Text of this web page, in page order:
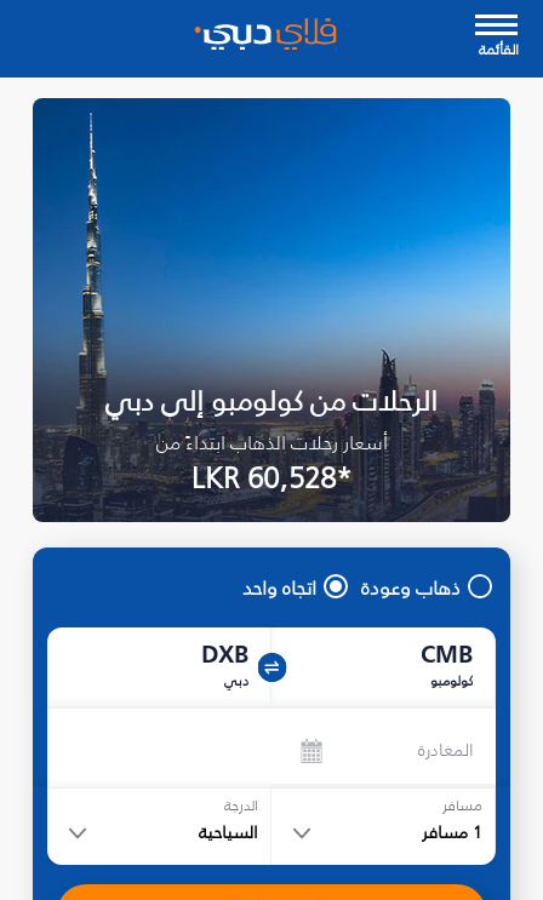
القأئمة
الرحلات من كولومبو إلى دبي
أسعار رحلات الذهاب ابتداءً من
*LKR 60,528
ذهاب وعودة اتجاه واحد
CMB
كولومبو
DXB
دبي
المغادرة
مسافر
1 مسافر
الدرجة
السياحية